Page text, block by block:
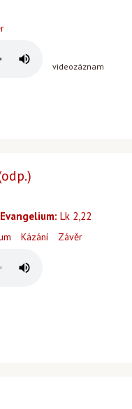
videozáznam
Evangelium: Lk 2,22
Kázání Závěr